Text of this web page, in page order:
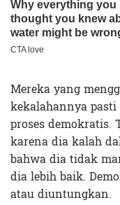
Mereka yang
kekalahannya
proses
karena dia kalah
bahwa dia tidak
dia lebih baik.
atau diuntungkan.